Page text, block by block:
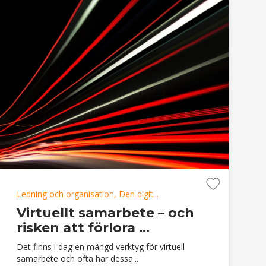
Ledning och organisation, Den digit...
Virtuellt samarbete – och
risken att förlora ...
Det finns i dag en mängd verktyg för virtuell
samarbete och ofta har dessa...